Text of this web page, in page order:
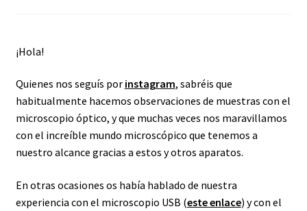
¡Hola!
Quienes nos seguís por instagram, sabréis que
habitualmente hacemos observaciones de muestras con el
microscopio óptico, y que muchas veces nos maravillamos
con el increíble mundo microscópico que tenemos a
nuestro alcance gracias a estos y otros aparatos.
En otras ocasiones os había hablado de nuestra
experiencia con el microscopio USB (este enlace) y con el